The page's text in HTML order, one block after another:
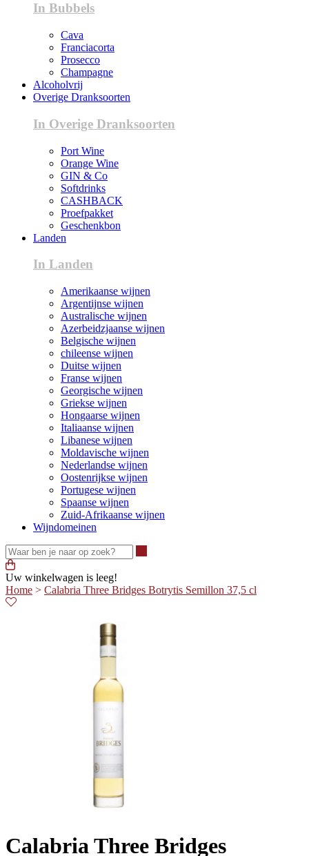
In Bubbels
Cava
Franciacorta
Prosecco
Champagne
Alcoholvrij
Overige Dranksoorten
In Overige Dranksoorten
Port Wine
Orange Wine
GIN & Co
Softdrinks
CASHBACK
Proefpakket
Geschenkbon
Landen
In Landen
Amerikaanse wijnen
Argentijnse wijnen
Australische wijnen
Azerbeidzjaanse wijnen
Belgische wijnen
chileense wijnen
Duitse wijnen
Franse wijnen
Georgische wijnen
Griekse wijnen
Hongaarse wijnen
Italiaanse wijnen
Libanese wijnen
Moldavische wijnen
Nederlandse wijnen
Oostenrijkse wijnen
Portugese wijnen
Spaanse wijnen
Zuid-Afrikaanse wijnen
Wijndomeinen
Uw winkelwagen is leeg!
Home > Calabria Three Bridges Botrytis Semillon 37,5 cl
Calabria Three Bridges